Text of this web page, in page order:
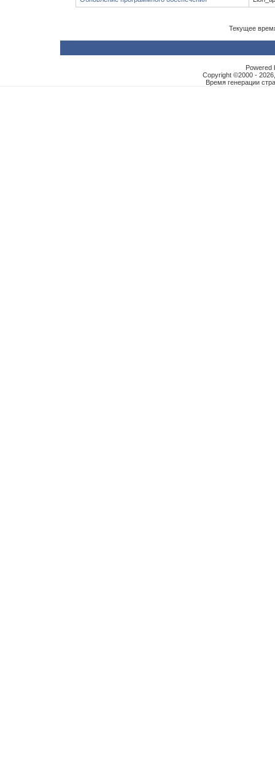
Текущее
Powered
Copyright ©2000 -
Время генерации